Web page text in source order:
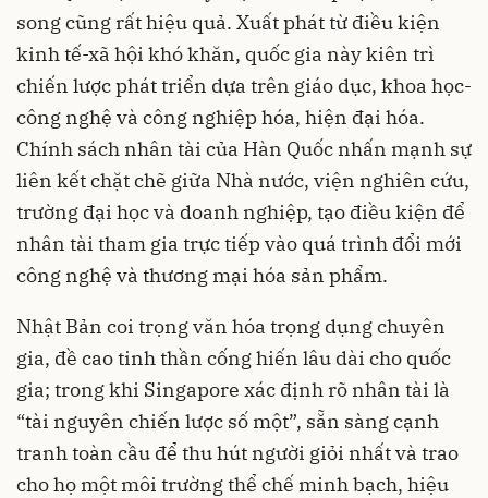
song cũng rất hiệu quả. Xuất phát từ điều kiện
kinh tế-xã hội khó khăn, quốc gia này kiên trì
chiến lược phát triển dựa trên giáo dục, khoa học-
công nghệ và công nghiệp hóa, hiện đại hóa.
Chính sách nhân tài của Hàn Quốc nhấn mạnh sự
liên kết chặt chẽ giữa Nhà nước, viện nghiên cứu,
trường đại học và doanh nghiệp, tạo điều kiện để
nhân tài tham gia trực tiếp vào quá trình đổi mới
công nghệ và thương mại hóa sản phẩm.
Nhật Bản coi trọng văn hóa trọng dụng chuyên
gia, đề cao tinh thần cống hiến lâu dài cho quốc
gia; trong khi Singapore xác định rõ nhân tài là
“tài nguyên chiến lược số một”, sẵn sàng cạnh
tranh toàn cầu để thu hút người giỏi nhất và trao
cho họ một môi trường thể chế minh bạch, hiệu